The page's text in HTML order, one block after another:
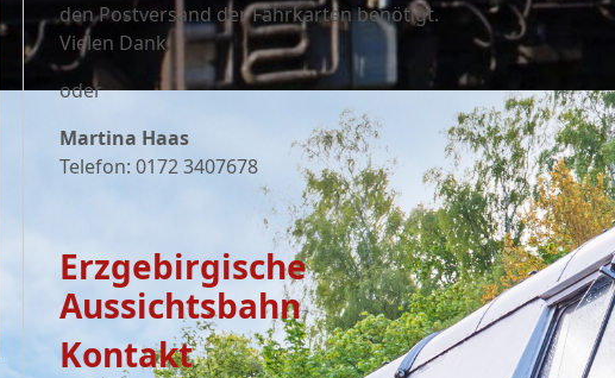
den Postversand der Fahrkarten benötigt.
Vielen Dank
oder
Martina Haas
Telefon: 0172 3407678
Erzgebirgische
Aussichtsbahn
Kontakt